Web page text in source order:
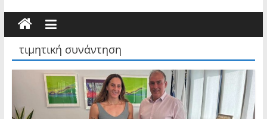
τιμητική συνάντηση